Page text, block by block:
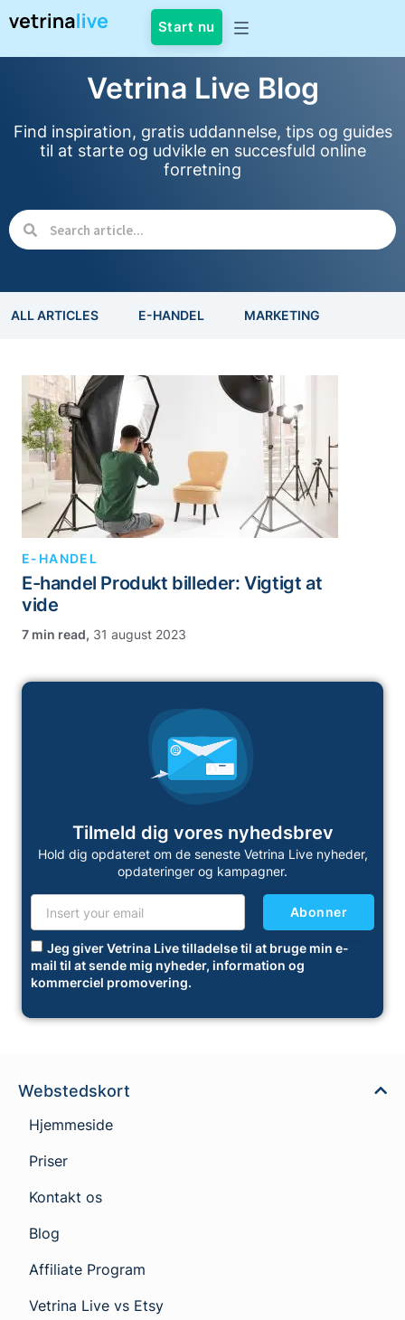
Start nu
Vetrina Live Blog
Find inspiration, gratis uddannelse, tips og guides
til at starte og udvikle en succesfuld online
forretning
ALL ARTICLES E-HANDEL MARKETING
E-HANDEL
E-handel Produkt billeder: Vigtigt at
vide
, 31 august 2023
Tilmeld dig vores nyhedsbrev
Hold dig opdateret om de seneste Vetrina Live nyheder,
opdateringer og kampagner.
Jeg giver Vetrina Live tilladelse til at bruge min e-
mail til at sende mig nyheder, information og
kommerciel promovering.
Abonner
Webstedskort
Hjemmeside
Priser
Kontakt os
Blog
Affiliate Program
Vetrina Live vs Etsy